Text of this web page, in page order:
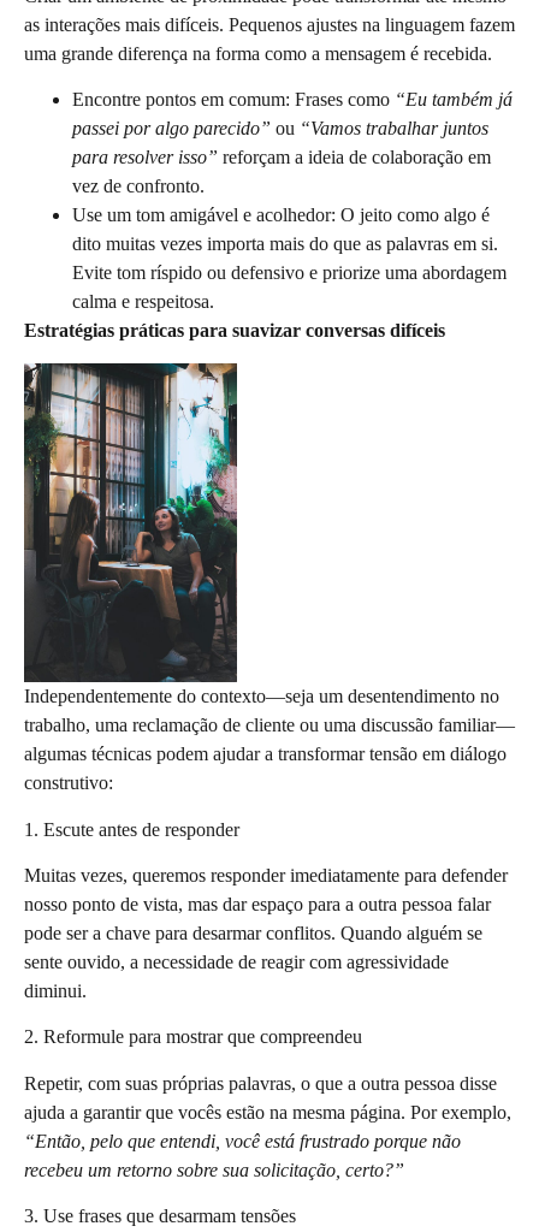
as interações mais difíceis. Pequenos ajustes na linguagem fazem
uma grande diferença na forma como a mensagem é recebida.
Encontre pontos em comum: Frases como “Eu também já
passei por algo parecido” ou “Vamos trabalhar juntos
para resolver isso” reforçam a ideia de colaboração em
vez de confronto.
Use um tom amigável e acolhedor: O jeito como algo é
dito muitas vezes importa mais do que as palavras em si.
Evite tom ríspido ou defensivo e priorize uma abordagem
calma e respeitosa.
Estratégias práticas para suavizar conversas difíceis
Independentemente do contexto—seja um desentendimento no
trabalho, uma reclamação de cliente ou uma discussão familiar—
algumas técnicas podem ajudar a transformar tensão em diálogo
construtivo:
1. Escute antes de responder
Muitas vezes, queremos responder imediatamente para defender
nosso ponto de vista, mas dar espaço para a outra pessoa falar
pode ser a chave para desarmar conflitos. Quando alguém se
sente ouvido, a necessidade de reagir com agressividade
diminui.
2. Reformule para mostrar que compreendeu
Repetir, com suas próprias palavras, o que a outra pessoa disse
ajuda a garantir que vocês estão na mesma página. Por exemplo,
“Então, pelo que entendi, você está frustrado porque não
recebeu um retorno sobre sua solicitação, certo?”
3. Use frases que desarmam tensões